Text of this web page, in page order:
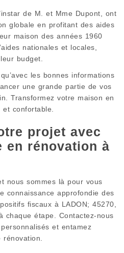
de M. et Mme Dupont, ont
globale en profitant des aides
maison des années 1960
nationales et locales,
budget.
les bonnes informations
une grande partie de vos
Transformez votre maison en
confortable.
projet avec
en rénovation à
nous sommes là pour vous
connaissance approfondie des
fiscaux à LADON; 45270,
chaque étape. Contactez-nous
et entamez